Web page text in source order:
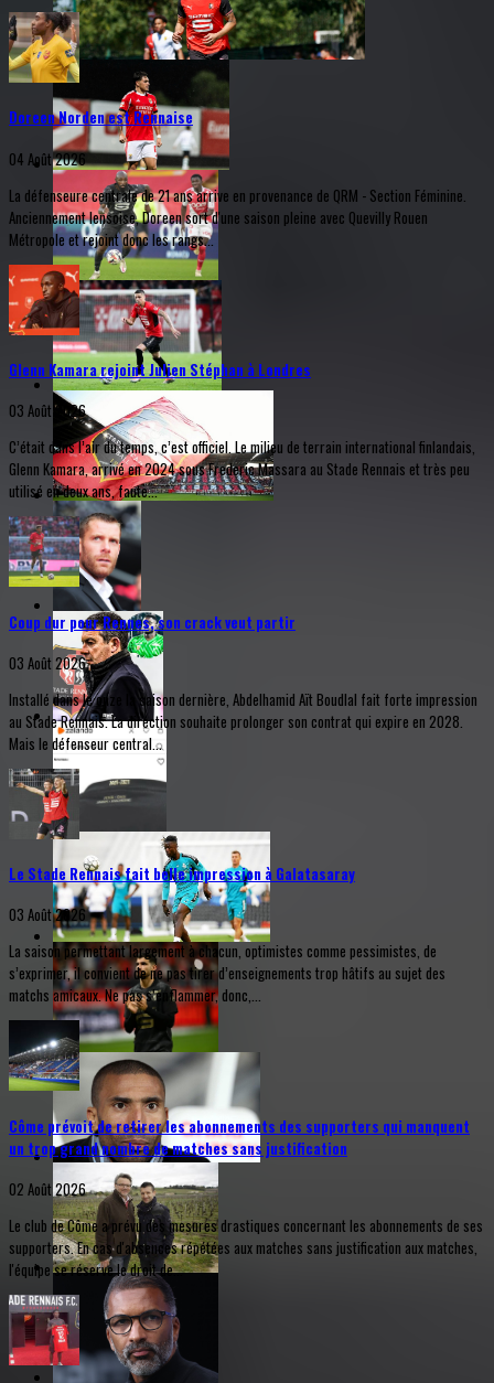
Doreen Norden est Rennaise
04 Août 2026
La défenseure centrale de 21 ans arrive en provenance de QRM - Section Féminine.
Anciennement lensoise, Doreen sort d'une saison pleine avec Quevilly Rouen
Métropole et rejoint donc les rangs...
Glenn Kamara rejoint Julien Stéphan à Londres
03 Août 2026
C’était dans l’air du temps, c’est officiel. Le milieu de terrain international finlandais,
Glenn Kamara, arrivé en 2024 sous Frederic Massara au Stade Rennais et très peu
utilisé en deux ans, faute...
Coup dur pour Rennes, son crack veut partir
03 Août 2026
Installé dans le onze la saison dernière, Abdelhamid Aït Boudlal fait forte impression
au Stade Rennais. La direction souhaite prolonger son contrat qui expire en 2028.
Mais le défenseur central...
Le Stade Rennais fait belle impression à Galatasaray
03 Août 2026
La saison permettant largement à chacun, optimistes comme pessimistes, de
s’exprimer, il convient de ne pas tirer d’enseignements trop hâtifs au sujet des
matchs amicaux. Ne pas s’enflammer, donc,...
Côme prévoit de retirer les abonnements des supporters qui manquent
un trop grand nombre de matches sans justification
02 Août 2026
Le club de Côme a prévu des mesures drastiques concernant les abonnements de ses
supporters. En cas d'absences répétées aux matches sans justification aux matches,
l'équipe se réserve le droit de...